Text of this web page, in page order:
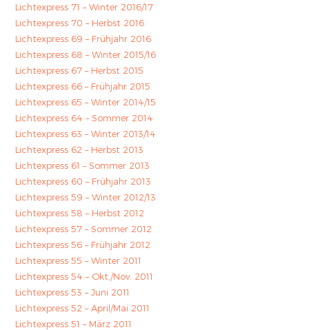
Lichtexpress 71 – Winter 2016/17
Lichtexpress 70 – Herbst 2016
Lichtexpress 69 – Frühjahr 2016
Lichtexpress 68 – Winter 2015/16
Lichtexpress 67 – Herbst 2015
Lichtexpress 66 – Frühjahr 2015
Lichtexpress 65 – Winter 2014/15
Lichtexpress 64 – Sommer 2014
Lichtexpress 63 – Winter 2013/14
Lichtexpress 62 – Herbst 2013
Lichtexpress 61 – Sommer 2013
Lichtexpress 60 – Frühjahr 2013
Lichtexpress 59 – Winter 2012/13
Lichtexpress 58 – Herbst 2012
Lichtexpress 57 – Sommer 2012
Lichtexpress 56 – Frühjahr 2012
Lichtexpress 55 – Winter 2011
Lichtexpress 54 – Okt./Nov. 2011
Lichtexpress 53 – Juni 2011
Lichtexpress 52 – April/Mai 2011
Lichtexpress 51 – März 2011